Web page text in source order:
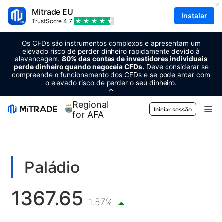
Mitrade EU
TrustScore 4.7
Instalar
Os CFDs são instrumentos complexos e apresentam um
elevado risco de perder dinheiro rapidamente devido à
alavancagem. 80% das contas de investidores individuais
perde dinheiro quando negoceia CFDs. Deve considerar se
compreende o funcionamento dos CFDs e se pode arcar com
o elevado risco de perder o seu dinheiro.
Regional Sponsor
for AFA
Iniciar sessão
Forex
Matérias-primas
Criptomoedas
Trading
Plataforma de negociação
Gestão de risco
Ferramentas de mercado
Calendário económico
Formação
Paládio
1367.65 1.57%